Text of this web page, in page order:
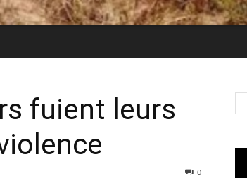
fuient leurs
0